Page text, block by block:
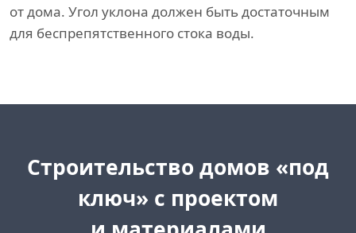
от дома. Угол уклона должен быть достаточным
для беспрепятственного стока воды.
Cтроительство домов «под
ключ» с проектом